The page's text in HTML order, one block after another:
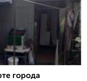
города